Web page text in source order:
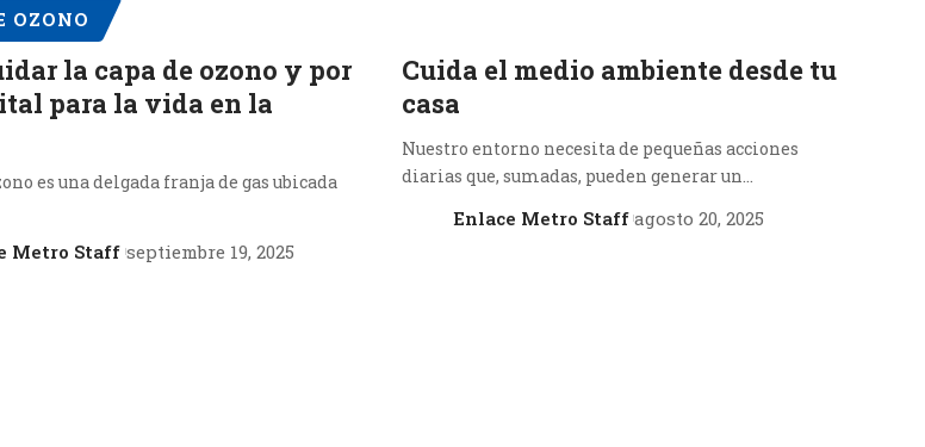
OZONO
la capa de ozono y por
para la vida en la
es una delgada franja de gas ubicada
Metro Staff septiembre 19, 2025
Cuida el medio ambiente desde tu
casa
Nuestro entorno necesita de pequeñas acciones
diarias que, sumadas, pueden generar un…
Enlace Metro Staff agosto 20, 2025